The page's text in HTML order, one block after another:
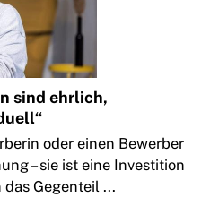
sind ehrlich,
oder einen Bewerber
– sie ist eine Investition
Gegenteil ...